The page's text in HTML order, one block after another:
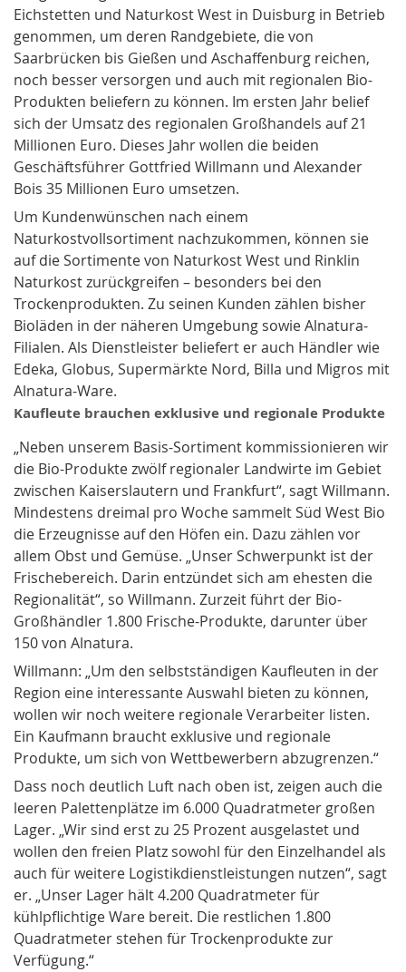
Eichstetten und Naturkost West in Duisburg in Betrieb
genommen, um deren Randgebiete, die von
Saarbrücken bis Gießen und Aschaffenburg reichen,
noch besser versorgen und auch mit regionalen Bio-
Produkten beliefern zu können. Im ersten Jahr belief
sich der Umsatz des regionalen Großhandels auf 21
Millionen Euro. Dieses Jahr wollen die beiden
Geschäftsführer Gottfried Willmann und Alexander
Bois 35 Millionen Euro umsetzen.
Um Kundenwünschen nach einem
Naturkostvollsortiment nachzukommen, können sie
auf die Sortimente von Naturkost West und Rinklin
Naturkost zurückgreifen – besonders bei den
Trockenprodukten. Zu seinen Kunden zählen bisher
Bioläden in der näheren Umgebung sowie Alnatura-
Filialen. Als Dienstleister beliefert er auch Händler wie
Edeka, Globus, Supermärkte Nord, Billa und Migros mit
Alnatura-Ware.
Kaufleute brauchen exklusive und regionale Produkte
„Neben unserem Basis-Sortiment kommissionieren wir
die Bio-Produkte zwölf regionaler Landwirte im Gebiet
zwischen Kaiserslautern und Frankfurt“, sagt Willmann.
Mindestens dreimal pro Woche sammelt Süd West Bio
die Erzeugnisse auf den Höfen ein. Dazu zählen vor
allem Obst und Gemüse. „Unser Schwerpunkt ist der
Frischebereich. Darin entzündet sich am ehesten die
Regionalität“, so Willmann. Zurzeit führt der Bio-
Großhändler 1.800 Frische-Produkte, darunter über
150 von Alnatura.
Willmann: „Um den selbstständigen Kaufleuten in der
Region eine interessante Auswahl bieten zu können,
wollen wir noch weitere regionale Verarbeiter listen.
Ein Kaufmann braucht exklusive und regionale
Produkte, um sich von Wettbewerbern abzugrenzen.“
Dass noch deutlich Luft nach oben ist, zeigen auch die
leeren Palettenplätze im 6.000 Quadratmeter großen
Lager. „Wir sind erst zu 25 Prozent ausgelastet und
wollen den freien Platz sowohl für den Einzelhandel als
auch für weitere Logistikdienstleistungen nutzen“, sagt
er. „Unser Lager hält 4.200 Quadratmeter für
kühlpflichtige Ware bereit. Die restlichen 1.800
Quadratmeter stehen für Trockenprodukte zur
Verfügung.“